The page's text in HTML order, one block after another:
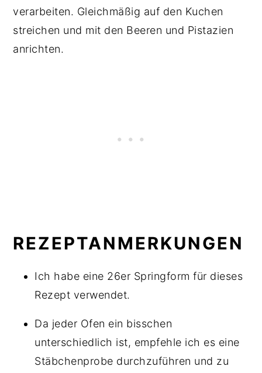
verarbeiten. Gleichmäßig auf den Kuchen
streichen und mit den Beeren und Pistazien
anrichten.
REZEPTANMERKUNGEN
Ich habe eine 26er Springform für dieses
Rezept verwendet.
Da jeder Ofen ein bisschen
unterschiedlich ist, empfehle ich es eine
Stäbchenprobe durchzuführen und zu